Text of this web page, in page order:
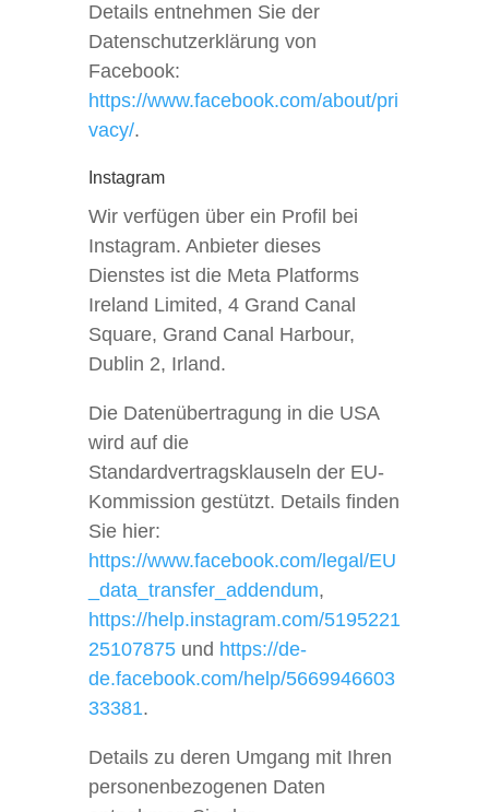
Details entnehmen Sie der
Datenschutzerklärung von
Facebook:
https://www.facebook.com/about/pri
vacy/.
Instagram
Wir verfügen über ein Profil bei
Instagram. Anbieter dieses
Dienstes ist die Meta Platforms
Ireland Limited, 4 Grand Canal
Square, Grand Canal Harbour,
Dublin 2, Irland.
Die Datenübertragung in die USA
wird auf die
Standardvertragsklauseln der EU-
Kommission gestützt. Details finden
Sie hier:
https://www.facebook.com/legal/EU
_data_transfer_addendum,
https://help.instagram.com/5195221
25107875und https://de-
de.facebook.com/help/5669946603
33381.
Details zu deren Umgang mit Ihren
personenbezogenen Daten